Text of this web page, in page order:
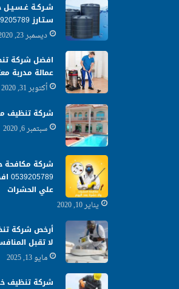
شـركـة غـسـيـل
سـتـارز 0539205789
ديسمبر 23, 2020
عمالة مدربة
أكتوبر 31, 2020
شركة تنظيف مسابح
سبتمبر 6, 2020
شركة مكافحة
علي الحشرات
يناير 10, 2020
أرخص شركة
لا تقبل
مايو 13, 2025
شركة تنظيف